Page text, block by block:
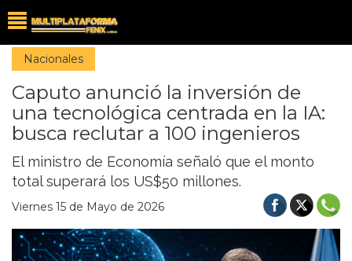
Nacionales
Caputo anunció la inversión de
una tecnológica centrada en la IA:
busca reclutar a 100 ingenieros
El ministro de Economía señaló que el monto
total superará los US$50 millones.
Viernes 15 de Mayo de 2026